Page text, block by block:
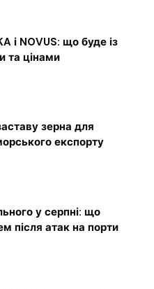
і NOVUS: що буде із
та цінами
зерна для
експорту
у серпні: що
після атак на порти